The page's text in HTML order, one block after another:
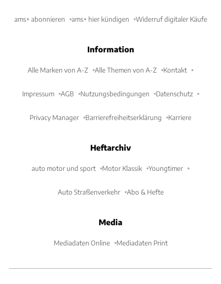
ams+ abonnieren ams+ hier kündigen Widerruf digitaler Käufe
Information
Alle Marken von A-Z Alle Themen von A-Z Kontakt
Impressum AGB Nutzungsbedingungen Datenschutz
Privacy Manager Barrierefreiheitserklärung Karriere
Heftarchiv
auto motor und sport Motor Klassik Youngtimer
Auto Straßenverkehr Abo & Hefte
Media
Mediadaten Online Mediadaten Print